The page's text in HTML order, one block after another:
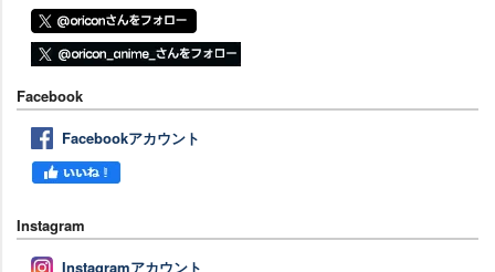
Facebook
Facebookアカウント
Instagram
Instagramアカウント